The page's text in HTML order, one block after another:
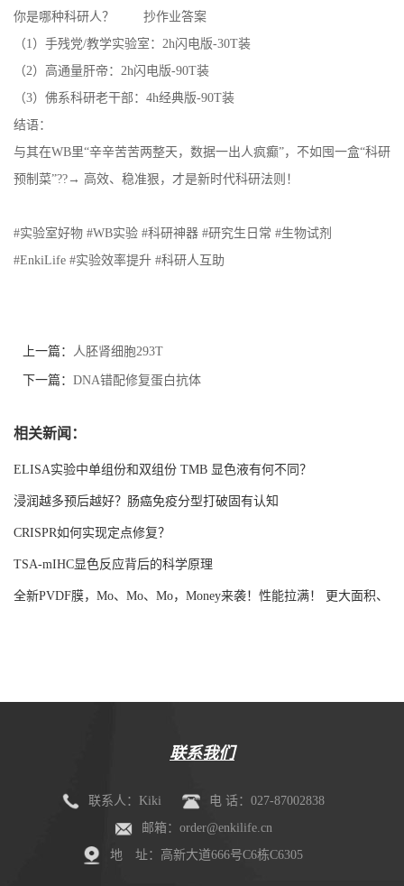
你是哪种科研人？ 抄作业答案
（1）手残党/教学实验室：2h闪电版-30T装
（2）高通量肝帝：2h闪电版-90T装
（3）佛系科研老干部：4h经典版-90T装
结语：
与其在WB里“辛辛苦苦两整天，数据一出人疯癫”，不如囤一盒“科研
预制菜”??→ 高效、稳准狠，才是新时代科研法则！
#实验室好物 #WB实验 #科研神器 #研究生日常 #生物试剂
#EnkiLife #实验效率提升 #科研人互助
上一篇： 人胚肾细胞293T
下一篇： DNA错配修复蛋白抗体
相关新闻：
ELISA实验中单组份和双组份 TMB 显色液有何不同？
浸润越多预后越好？肠癌免疫分型打破固有认知
CRISPR如何实现定点修复？
TSA-mIHC显色反应背后的科学原理
全新PVDF膜，Mo、Mo、Mo，Money来袭！性能拉满！ 更大面积、
联系我们
联系人：Kiki
电 话：027-87002838
邮箱：order@enkilife.cn
地 址：高新大道666号C6栋C6305